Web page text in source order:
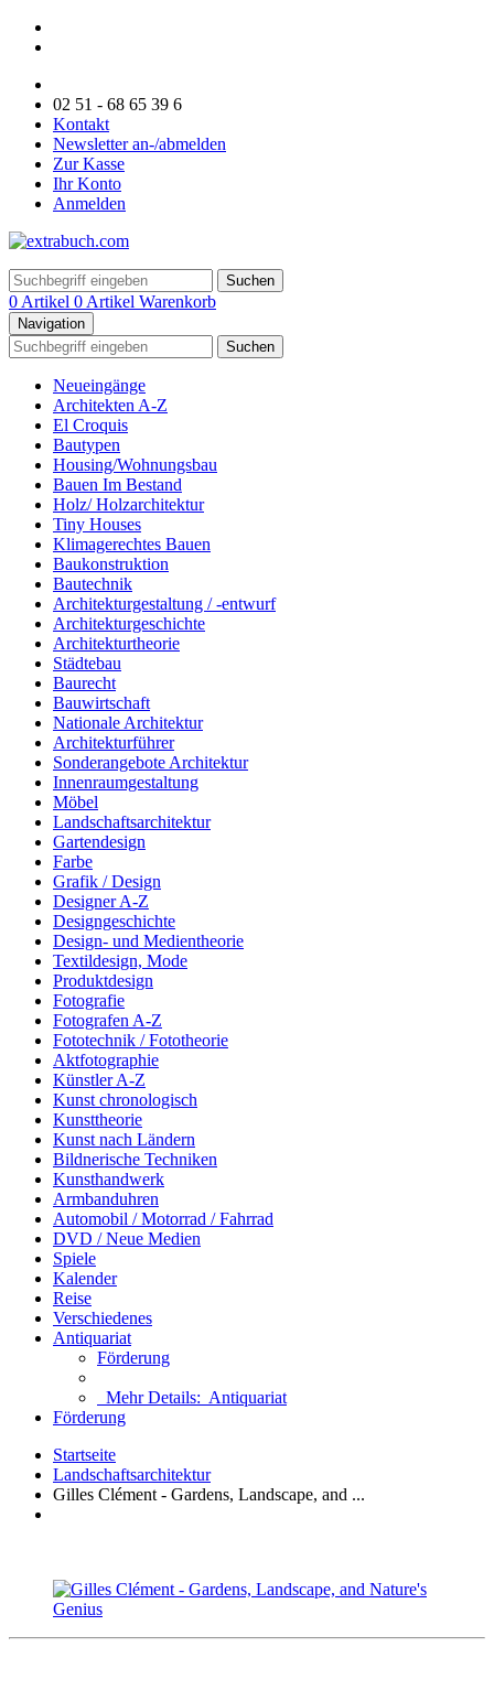
02 51 - 68 65 39 6
Kontakt
Newsletter an-/abmelden
Zur Kasse
Ihr Konto
Anmelden
Suchen
0 Artikel 0 Artikel Warenkorb
Navigation
Suchen
Neueingänge
Architekten A-Z
El Croquis
Bautypen
Housing/Wohnungsbau
Bauen Im Bestand
Holz/ Holzarchitektur
Tiny Houses
Klimagerechtes Bauen
Baukonstruktion
Bautechnik
Architekturgestaltung / -entwurf
Architekturgeschichte
Architekturtheorie
Städtebau
Baurecht
Bauwirtschaft
Nationale Architektur
Architekturführer
Sonderangebote Architektur
Innenraumgestaltung
Möbel
Landschaftsarchitektur
Gartendesign
Farbe
Grafik / Design
Designer A-Z
Designgeschichte
Design- und Medientheorie
Textildesign, Mode
Produktdesign
Fotografie
Fotografen A-Z
Fototechnik / Fototheorie
Aktfotographie
Künstler A-Z
Kunst chronologisch
Kunsttheorie
Kunst nach Ländern
Bildnerische Techniken
Kunsthandwerk
Armbanduhren
Automobil / Motorrad / Fahrrad
DVD / Neue Medien
Spiele
Kalender
Reise
Verschiedenes
Antiquariat
Förderung
Mehr Details: Antiquariat
Förderung
Startseite
Landschaftsarchitektur
Gilles Clément - Gardens, Landscape, and ...